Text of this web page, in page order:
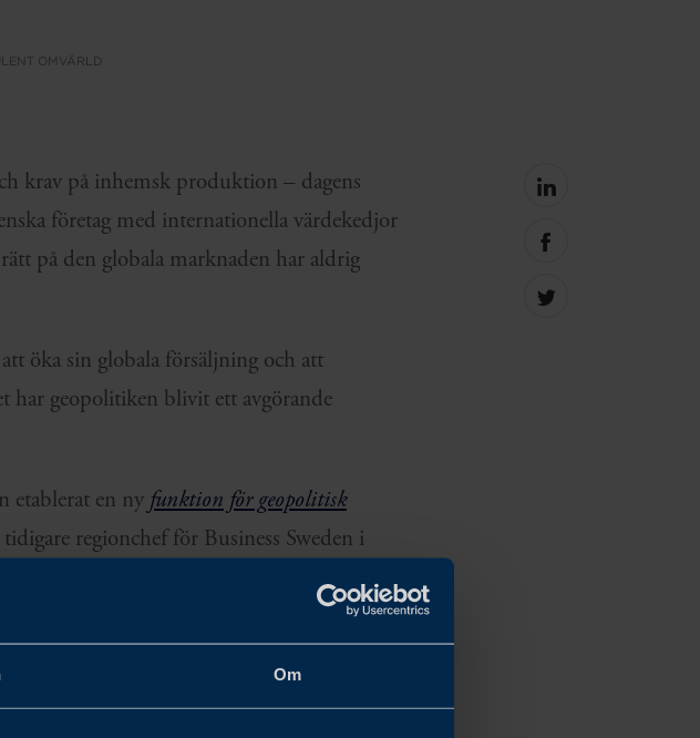
Om
OMVÄRLD
krav på inhemsk produktion – dagens
företag med internationella värdekedjor
på den globala marknaden har aldrig
öka sin globala försäljning och att
har geopolitiken blivit ett avgörande
etablerat en ny funktion för geopolitisk
regionchef för Business Sweden i
och affärsrådgivning i en
USA, Mellanöstern, Kina och
företagens beslut om produktion,
Share
linkedin
Share
facebook
Share